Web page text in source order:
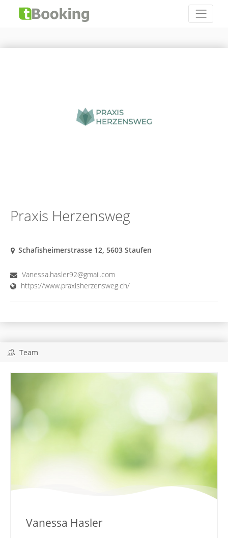
Praxis Herzensweg
Schafisheimerstrasse 12, 5603 Staufen
Vanessa.hasler92@gmail.com
https://www.praxisherzensweg.ch/
Team
Vanessa Hasler